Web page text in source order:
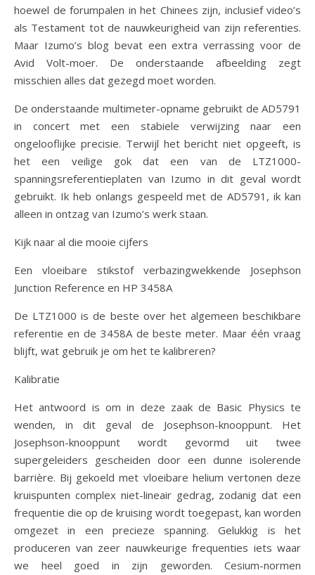
hoewel de forumpalen in het Chinees zijn, inclusief video’s
als Testament tot de nauwkeurigheid van zijn referenties.
Maar Izumo’s blog bevat een extra verrassing voor de
Avid Volt-moer. De onderstaande afbeelding zegt
misschien alles dat gezegd moet worden.
De onderstaande multimeter-opname gebruikt de AD5791
in concert met een stabiele verwijzing naar een
ongelooflijke precisie. Terwijl het bericht niet opgeeft, is
het een veilige gok dat een van de LTZ1000-
spanningsreferentieplaten van Izumo in dit geval wordt
gebruikt. Ik heb onlangs gespeeld met de AD5791, ik kan
alleen in ontzag van Izumo’s werk staan.
Kijk naar al die mooie cijfers
Een vloeibare stikstof verbazingwekkende Josephson
Junction Reference en HP 3458A
De LTZ1000 is de beste over het algemeen beschikbare
referentie en de 3458A de beste meter. Maar één vraag
blijft, wat gebruik je om het te kalibreren?
Kalibratie
Het antwoord is om in deze zaak de Basic Physics te
wenden, in dit geval de Josephson-knooppunt. Het
Josephson-knooppunt wordt gevormd uit twee
supergeleiders gescheiden door een dunne isolerende
barrière. Bij gekoeld met vloeibare helium vertonen deze
kruispunten complex niet-lineair gedrag, zodanig dat een
frequentie die op de kruising wordt toegepast, kan worden
omgezet in een precieze spanning. Gelukkig is het
produceren van zeer nauwkeurige frequenties iets waar
we heel goed in zijn geworden. Cesium-normen